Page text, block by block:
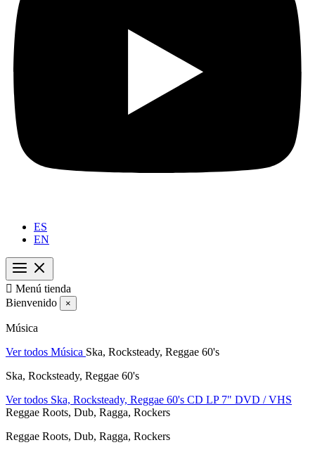
ES
EN
 Menú tienda
Bienvenido
×
Música
Ver todos Música Ska, Rocksteady, Reggae 60's
Ska, Rocksteady, Reggae 60's
Ver todos Ska, Rocksteady, Reggae 60's CD LP 7" DVD / VHS
Reggae Roots, Dub, Ragga, Rockers
Reggae Roots, Dub, Ragga, Rockers